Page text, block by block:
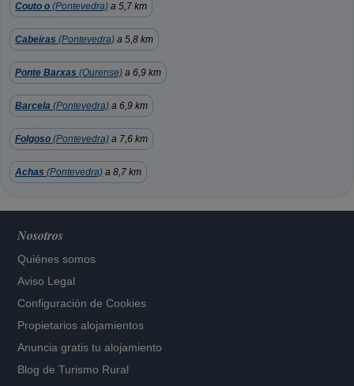
Couto o (Pontevedra) a 5,7 km
Cabeiras (Pontevedra) a 5,8 km
Ponte Barxas (Ourense) a 6,9 km
Barcela (Pontevedra) a 6,9 km
Folgoso (Pontevedra) a 7,6 km
Achas (Pontevedra) a 8,7 km
Nosotros
Quiénes somos
Aviso Legal
Configuración de Cookies
Propietarios alojamientos
Anuncia gratis tu alojamiento
Blog de Turismo Rural